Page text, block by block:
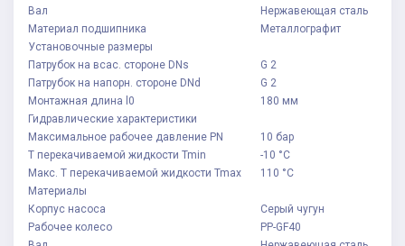
Вал
Нержавеющая сталь
Материал подшипника
Металлографит
Установочные размеры
Патрубок на всас. стороне DNs
G 2
Патрубок на напорн. стороне DNd
G 2
Монтажная длина l0
180 мм
Гидравлические характеристики
Максимальное рабочее давление PN
10 бар
Т перекачиваемой жидкости Tmin
-10 °C
Макс. T перекачиваемой жидкости Tmax
110 °C
Материалы
Корпус насоса
Серый чугун
Рабочее колесо
PP-GF40